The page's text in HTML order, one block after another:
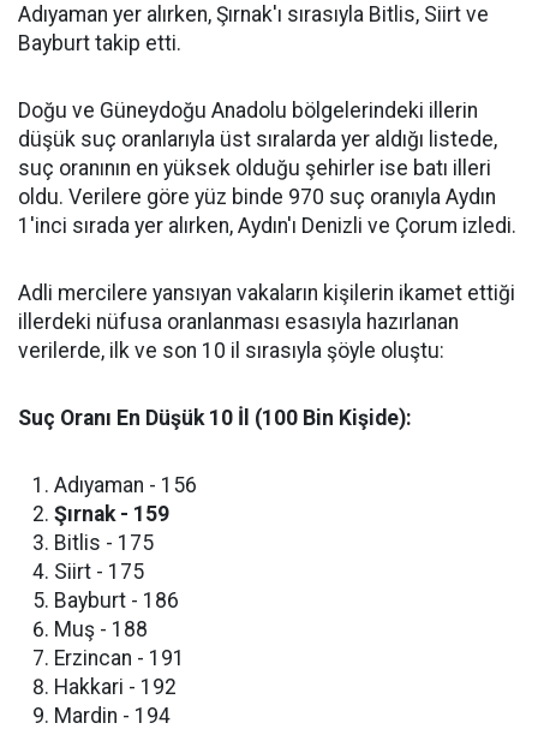
Adıyaman yer alırken, Şırnak'ı sırasıyla Bitlis, Siirt ve
Bayburt takip etti.
​Doğu ve Güneydoğu Anadolu bölgelerindeki illerin
düşük suç oranlarıyla üst sıralarda yer aldığı listede,
suç oranının en yüksek olduğu şehirler ise batı illeri
oldu. Verilere göre yüz binde 970 suç oranıyla Aydın
1'inci sırada yer alırken, Aydın'ı Denizli ve Çorum izledi.
​Adli mercilere yansıyan vakaların kişilerin ikamet ettiği
illerdeki nüfusa oranlanması esasıyla hazırlanan
verilerde, ilk ve son 10 il sırasıyla şöyle oluştu:
Suç Oranı En Düşük 10 İl (100 Bin Kişide):
​Adıyaman - 156
Şırnak - 159
​Bitlis - 175
​Siirt - 175
​Bayburt - 186
​Muş - 188
​Erzincan - 191
​Hakkari - 192
​Mardin - 194